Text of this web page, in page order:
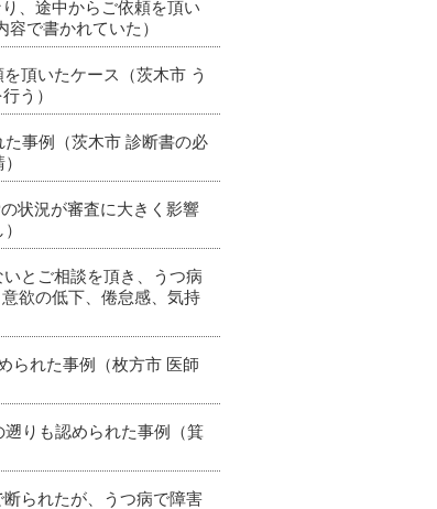
、途中からご依頼を頂い
で書かれていた）
頂いたケース（茨木市 う
う）
た事例（茨木市 診断書の必
状況が審査に大きく影響
とご相談を頂き、うつ病
欲の低下、倦怠感、気持
られた事例（枚方市 医師
遡りも認められた事例（箕
られたが、うつ病で障害